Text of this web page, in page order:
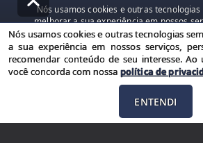
Nós usamos cookies e outras
melhorar a sua experiência em nossos
publicidade e recomendar conteúdo de
nossos serviços, você concorda com nossa
termos de uso.
Política de Privacidade
Nós usamos cookies e outras tecnologias
a sua experiência em nossos serviços,
recomendar conteúdo de seu interesse. Ao
você concorda com nossa política de
ENTENDI